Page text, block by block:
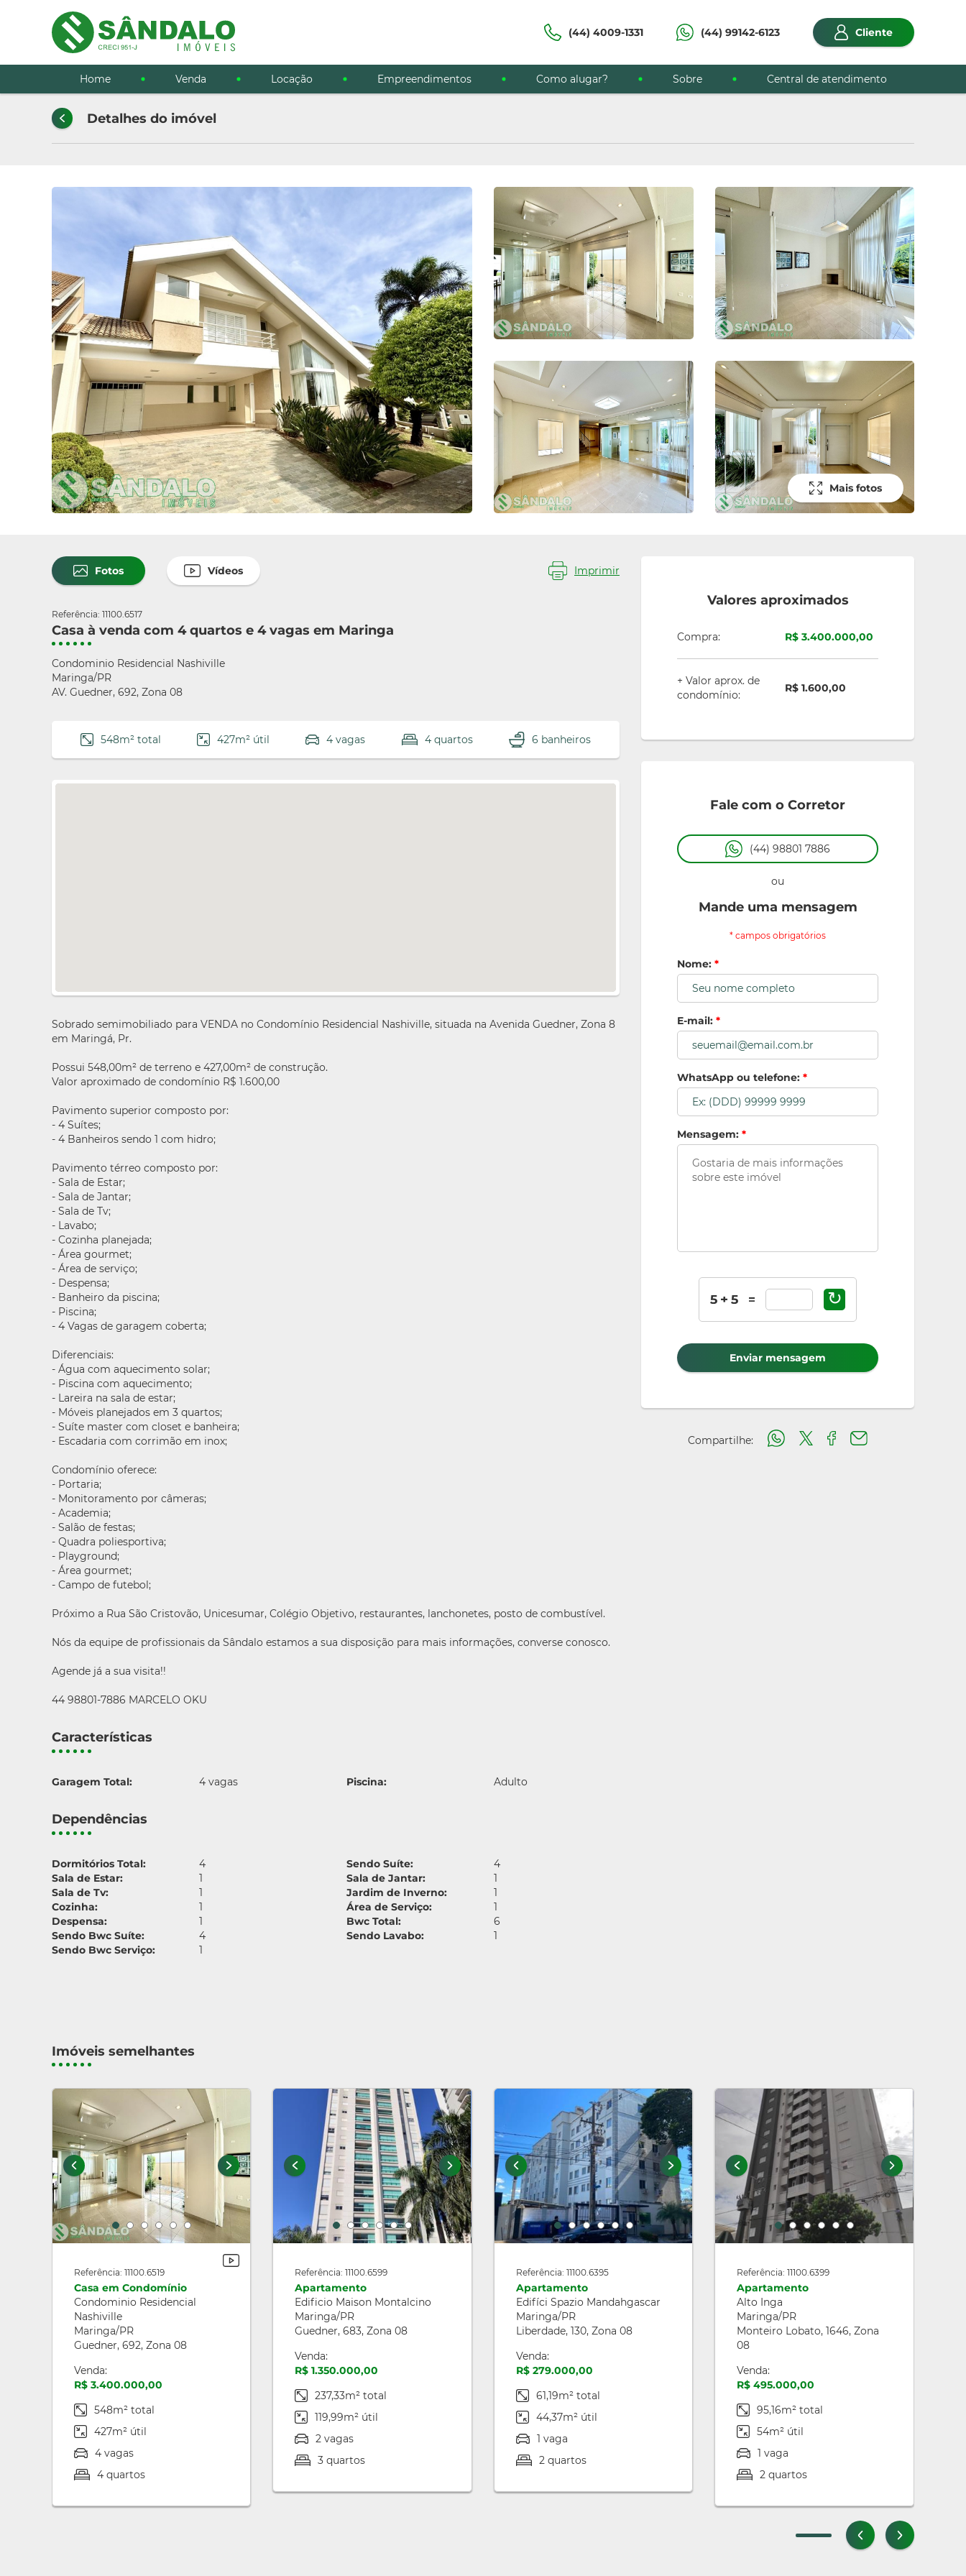
(44) 4009-1331 (44) 99142-6123 Cliente
Home Venda Locação Empreendimentos Como alugar? Sobre Central de atendimento
Detalhes do imóvel
Mais fotos
Fotos Vídeos Imprimir
Referência: 11100.6517
Casa à venda com 4 quartos e 4 vagas em Maringa
Condominio Residencial Nashiville
Maringa/PR
AV. Guedner, 692, Zona 08
548m² total 427m² útil 4 vagas 4 quartos 6 banheiros
Valores aproximados
Compra: R$ 3.400.000,00
+ Valor aprox. de
condomínio:
R$ 1.600,00
Fale com o Corretor
(44) 98801 7886
ou
Mande uma mensagem
* campos obrigatórios
Nome:*
E-mail:*
WhatsApp ou telefone:*
Mensagem:*
↻
Enviar mensagem
Compartilhe:
Sobrado semimobiliado para VENDA no Condomínio Residencial Nashiville, situada na Avenida Guedner, Zona 8
em Maringá, Pr.
Possui 548,00m² de terreno e 427,00m² de construção.
Valor aproximado de condomínio R$ 1.600,00
Pavimento superior composto por:
- 4 Suítes;
- 4 Banheiros sendo 1 com hidro;
Pavimento térreo composto por:
- Sala de Estar;
- Sala de Jantar;
- Sala de Tv;
- Lavabo;
- Cozinha planejada;
- Área gourmet;
- Área de serviço;
- Despensa;
- Banheiro da piscina;
- Piscina;
- 4 Vagas de garagem coberta;
Diferenciais:
- Água com aquecimento solar;
- Piscina com aquecimento;
- Lareira na sala de estar;
- Móveis planejados em 3 quartos;
- Suíte master com closet e banheira;
- Escadaria com corrimão em inox;
Condomínio oferece:
- Portaria;
- Monitoramento por câmeras;
- Academia;
- Salão de festas;
- Quadra poliesportiva;
- Playground;
- Área gourmet;
- Campo de futebol;
Próximo a Rua São Cristovão, Unicesumar, Colégio Objetivo, restaurantes, lanchonetes, posto de combustível.
Nós da equipe de profissionais da Sândalo estamos a sua disposição para mais informações, converse conosco.
Agende já a sua visita!!
44 98801-7886 MARCELO OKU
Características
Garagem Total: 4 vagas Piscina: Adulto
Dependências
Dormitórios Total: 4 Sendo Suíte:
4
Sala de Estar:
1 Sala de Jantar:
1
Sala de Tv:
1 Jardim de Inverno:
1
Cozinha:
1 Área de Serviço:
1
Despensa:
1 Bwc Total:
6
Sendo Bwc Suíte:
4 Sendo Lavabo:
1
Sendo Bwc Serviço:
1
Imóveis semelhantes
Referência: 11100.6519
Casa em Condomínio
Condominio Residencial
Nashiville
Maringa/PR
Guedner, 692, Zona 08
Venda:
R$ 3.400.000,00
548m² total
427m² útil
4 vagas
4 quartos
Referência: 11100.6599
Apartamento
Edificio Maison Montalcino
Maringa/PR
Guedner, 683, Zona 08
Venda:
R$ 1.350.000,00
237,33m² total
119,99m² útil
2 vagas
3 quartos
Referência: 11100.6395
Apartamento
Edifíci Spazio Mandahgascar
Maringa/PR
Liberdade, 130, Zona 08
Venda:
R$ 279.000,00
61,19m² total
44,37m² útil
1 vaga
2 quartos
Referência: 11100.6399
Apartamento
Alto Inga
Maringa/PR
Monteiro Lobato, 1646, Zona
08
Venda:
R$ 495.000,00
95,16m² total
54m² útil
1 vaga
2 quartos